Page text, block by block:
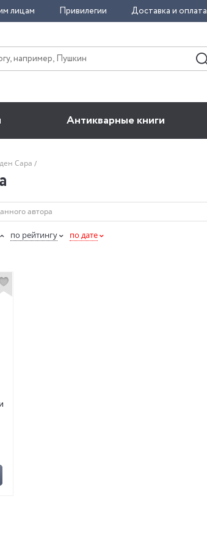
лицам Привилегии Доставка и оплата
Антикварные книги
Сара
по рейтингу по дате